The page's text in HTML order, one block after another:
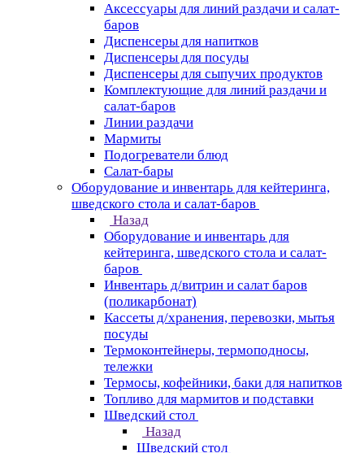
Аксессуары для линий раздачи и салат-
баров
Диспенсеры для напитков
Диспенсеры для посуды
Диспенсеры для сыпучих продуктов
Комплектующие для линий раздачи и
салат-баров
Линии раздачи
Мармиты
Подогреватели блюд
Салат-бары
Оборудование и инвентарь для кейтеринга,
шведского стола и салат-баров
Назад
Оборудование и инвентарь для
кейтеринга, шведского стола и салат-
баров
Инвентарь д/витрин и салат баров
(поликарбонат)
Кассеты д/хранения, перевозки, мытья
посуды
Термоконтейнеры, термоподносы,
тележки
Термосы, кофейники, баки для напитков
Топливо для мармитов и подставки
Шведский стол
Назад
Шведский стол